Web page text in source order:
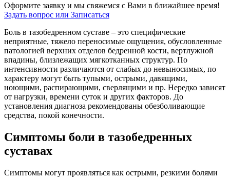
Оформите заявку и мы свяжемся с Вами в ближайшее время!
Задать вопрос или Записаться
Боль в тазобедренном суставе – это специфические
неприятные, тяжело переносимые ощущения, обусловленные
патологией верхних отделов бедренной кости, вертлужной
впадины, близлежащих мягкотканных структур. По
интенсивности различаются от слабых до невыносимых, по
характеру могут быть тупыми, острыми, давящими,
ноющими, распирающими, сверлящими и пр. Нередко зависят
от нагрузки, времени суток и других факторов. До
установления диагноза рекомендованы обезболивающие
средства, покой конечности.
Симптомы боли в тазобедренных
суставах
Симптомы могут проявляться как острыми, резкими болями